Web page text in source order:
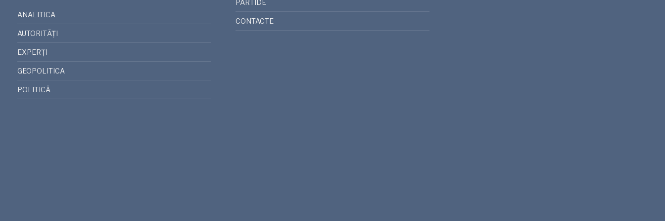
ANALITICA
AUTORITĂȚI
EXPERȚI
GEOPOLITICA
POLITICĂ
PARTIDE
CONTACTE